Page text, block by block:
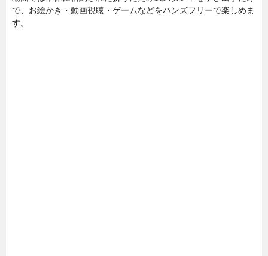
で、お絵かき・動画視聴・ゲームなどをハンズフリーで楽しめま
す。